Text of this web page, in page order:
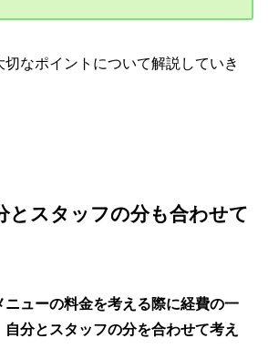
なポイントについて解説していき
とスタッフの分も合わせて
ニューの料金を考える際に経費の一
分とスタッフの分を合わせて考え